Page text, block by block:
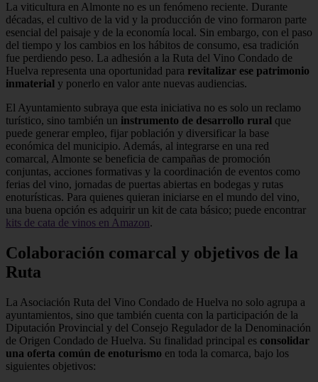
La viticultura en Almonte no es un fenómeno reciente. Durante
décadas, el cultivo de la vid y la producción de vino formaron parte
esencial del paisaje y de la economía local. Sin embargo, con el paso
del tiempo y los cambios en los hábitos de consumo, esa tradición
fue perdiendo peso. La adhesión a la Ruta del Vino Condado de
Huelva representa una oportunidad para revitalizar ese patrimonio
inmaterial y ponerlo en valor ante nuevas audiencias.
El Ayuntamiento subraya que esta iniciativa no es solo un reclamo
turístico, sino también un instrumento de desarrollo rural que
puede generar empleo, fijar población y diversificar la base
económica del municipio. Además, al integrarse en una red
comarcal, Almonte se beneficia de campañas de promoción
conjuntas, acciones formativas y la coordinación de eventos como
ferias del vino, jornadas de puertas abiertas en bodegas y rutas
enoturísticas. Para quienes quieran iniciarse en el mundo del vino,
una buena opción es adquirir un kit de cata básico; puede encontrar
kits de cata de vinos en Amazon.
Colaboración comarcal y objetivos de la
Ruta
La Asociación Ruta del Vino Condado de Huelva no solo agrupa a
ayuntamientos, sino que también cuenta con la participación de la
Diputación Provincial y del Consejo Regulador de la Denominación
de Origen Condado de Huelva. Su finalidad principal es consolidar
una oferta común de enoturismo en toda la comarca, bajo los
siguientes objetivos: